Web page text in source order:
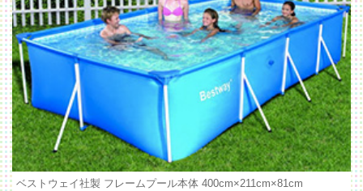
ベストウェイ社製 フレームプール本体 400cm×211cm×81cm